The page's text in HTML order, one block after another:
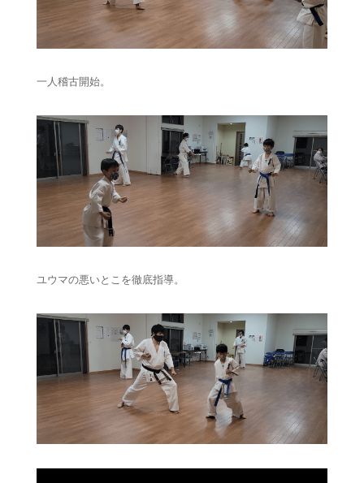
一人稽古開始。
ユウマの悪いとこを徹底指導。